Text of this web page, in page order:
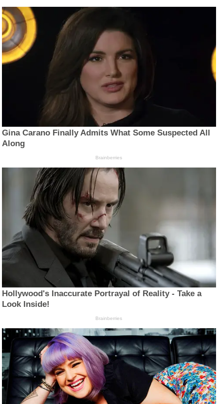
Gina Carano Finally Admits What Some Suspected All
Along
Brainberries
Hollywood's Inaccurate Portrayal of Reality - Take a
Look Inside!
Brainberries